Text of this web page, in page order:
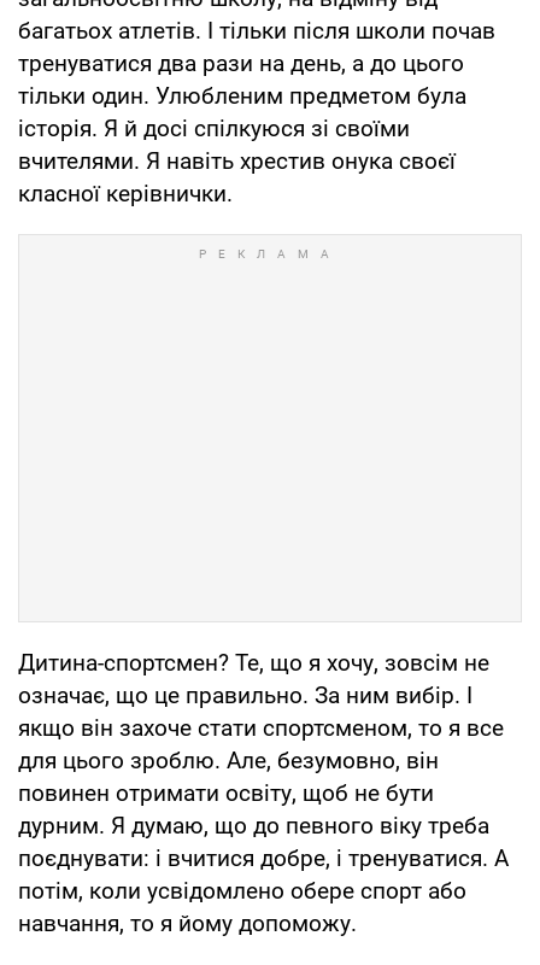
багатьох атлетів. І тільки після школи почав
тренуватися два рази на день, а до цього
тільки один. Улюбленим предметом була
історія. Я й досі спілкуюся зі своїми
вчителями. Я навіть хрестив онука своєї
класної керівнички.
Дитина-спортсмен? Те, що я хочу, зовсім не
означає, що це правильно. За ним вибір. І
якщо він захоче стати спортсменом, то я все
для цього зроблю. Але, безумовно, він
повинен отримати освіту, щоб не бути
дурним. Я думаю, що до певного віку треба
поєднувати: і вчитися добре, і тренуватися. А
потім, коли усвідомлено обере спорт або
навчання, то я йому допоможу.